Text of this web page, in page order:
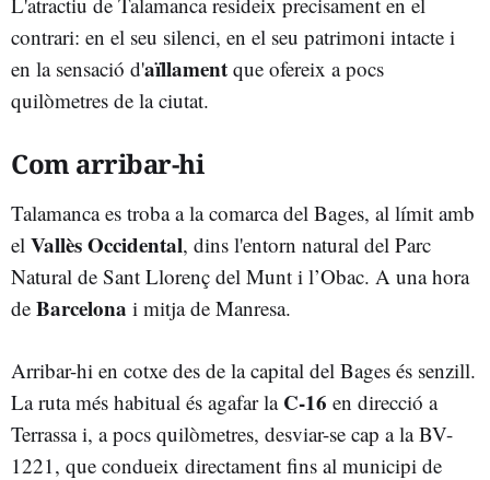
contrari: en el seu silenci, en el seu patrimoni intacte i
en la sensació d'aïllament que ofereix a pocs
quilòmetres de la ciutat.
Com arribar-hi
Talamanca es troba a la comarca del Bages, al límit amb
el Vallès Occidental, dins l'entorn natural del Parc
Natural de Sant Llorenç del Munt i l’Obac. A una hora
de Barcelona i mitja de Manresa.
Arribar-hi en cotxe des de la capital del Bages és senzill.
La ruta més habitual és agafar la C-16 en direcció a
Terrassa i, a pocs quilòmetres, desviar-se cap a la BV-
1221, que condueix directament fins al municipi de